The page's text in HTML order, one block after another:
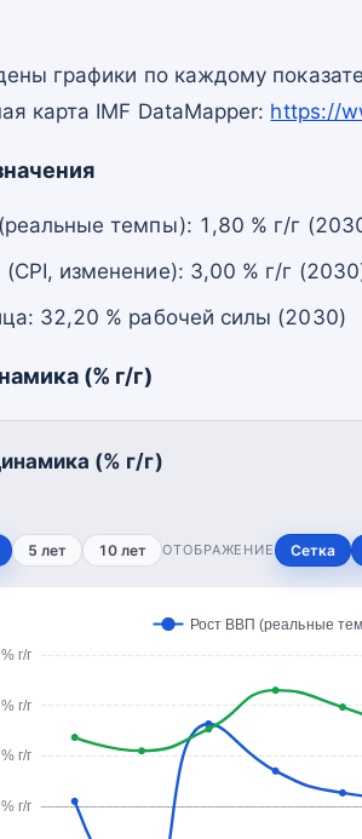
графики по каждому
карта IMF DataMapper: https://
темпы): 1,80 % г/г
изменение): 3,00 % г/г
32,20 % рабочей силы (2030)
(% г/г)
(% г/г)
5 лет 10 лет ОТОБРАЖЕНИЕ Сетка
г/г
г/г
г/г
г/г
Рост ВВП (реальные